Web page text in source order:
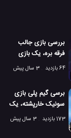
بررسی بازی جالب
فرقه بره، یک بازی
بسیار سرگرم کننده
64 بازدید
3 سال پیش
برسی گیم پلی بازی
سونیک خارپشته، یک
بازی ماجراجویانه
173 بازدید
3 سال پیش